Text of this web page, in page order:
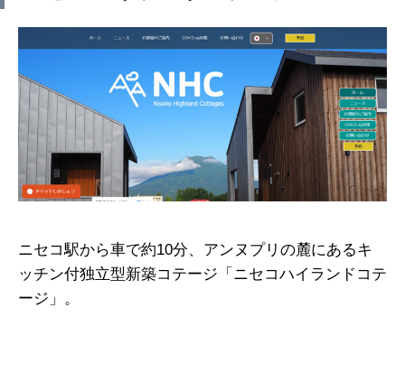
ニセコ駅から車で約10分、アンヌプリの麓にあるキ
ッチン付独立型新築コテージ「ニセコハイランドコテ
ージ」。